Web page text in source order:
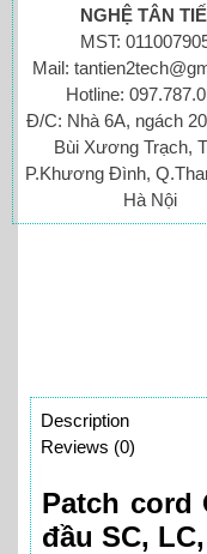
NGHỆ TÂN
MST:
Mail:
Hotline:
Đ/C: Nhà 6A, ngách
Bùi Xương Trạch,
P.Khương Đình,
Hà Nội
Description
Reviews (0)
Patch cord
đầu SC,